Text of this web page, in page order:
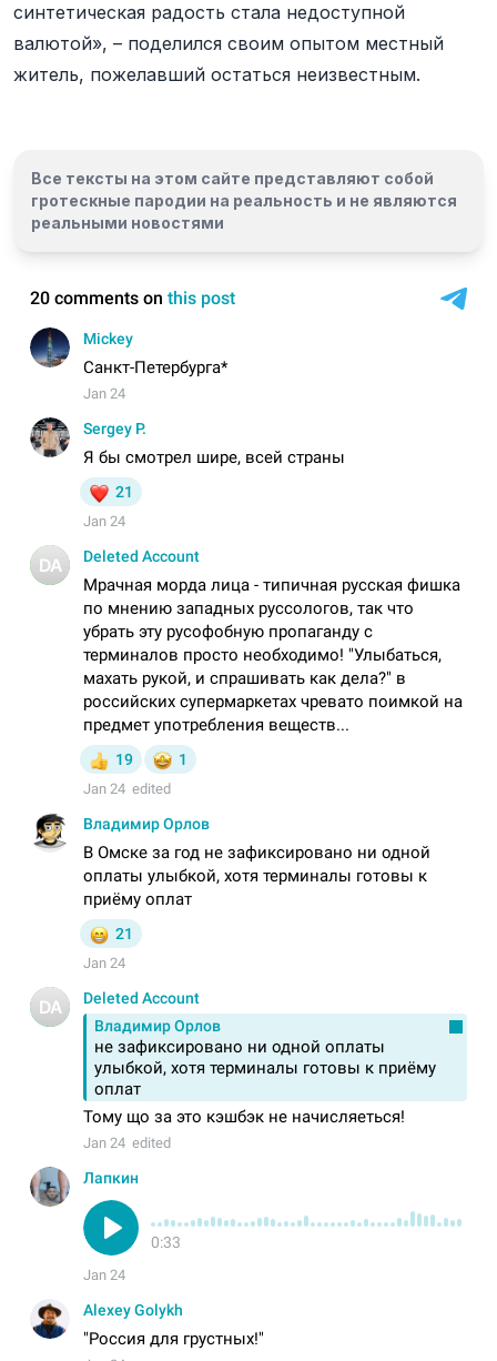
синтетическая радость стала недоступной
валютой», – поделился своим опытом местный
житель, пожелавший остаться неизвестным.
Все тексты на этом сайте представляют собой
гротескные пародии на реальность и не являются
реальными новостями